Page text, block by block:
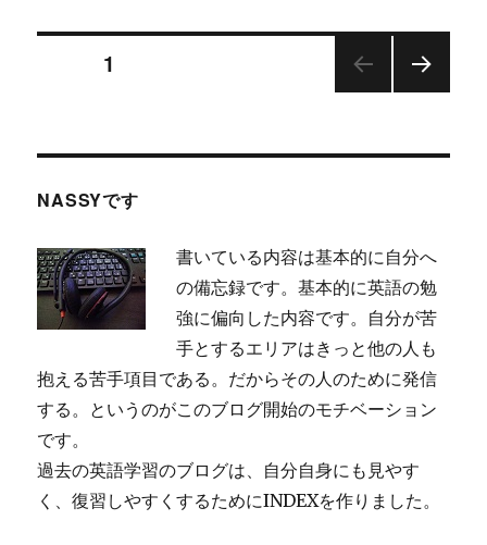
Relations)
ナ
ビ
ゲ
ー
シ
ョ
ン
ページ1
NASSYです
書いている内容は基本的に自分へ
の備忘録です。基本的に英語の勉
強に偏向した内容です。自分が苦
手とするエリアはきっと他の人も
抱える苦手項目である。だからその人のために発信
する。というのがこのブログ開始のモチベーション
です。
過去の英語学習のブログは、自分自身にも見やす
く、復習しやすくするためにINDEXを作りました。